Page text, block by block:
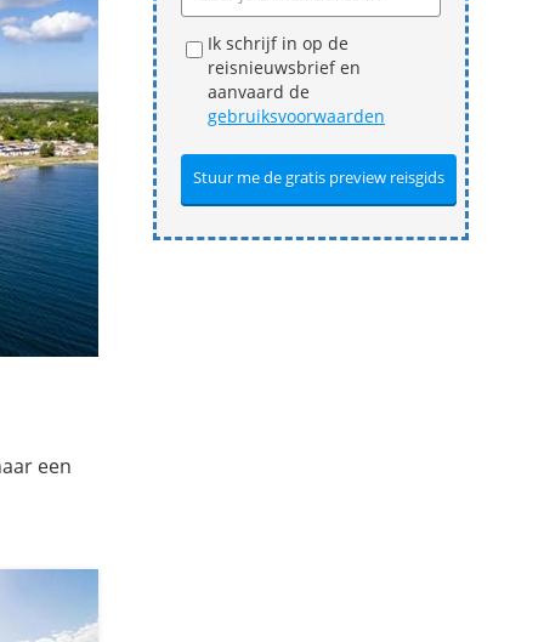
een
Ik schrijf in op de
reisnieuwsbrief en
aanvaard de
gebruiksvoorwaarden